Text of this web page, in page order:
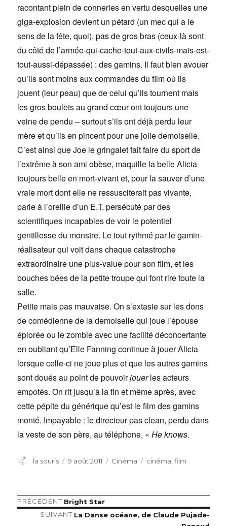
racontant plein de conneries en vertu desquelles une
giga-explosion devient un pétard (un mec qui a le
sens de la fête, quoi), pas de gros bras (ceux-là sont
du côté de l’armée-qui-cache-tout-aux-civils-mais-est-
tout-aussi-dépassée) : des gamins. Il faut bien avouer
qu’ils sont moins aux commandes du film où ils
jouent (leur peau) que de celui qu’ils tournent mais
les gros boulets au grand cœur ont toujours une
veine de pendu – surtout s’ils ont déjà perdu leur
mère et qu’ils en pincent pour une jolie demoiselle.
C’est ainsi que Joe le gringalet fait faire du sport de
l’extrême à son ami obèse, maquille la belle Alicia
toujours belle en mort-vivant et, pour la sauver d’une
vraie mort dont elle ne ressusciterait pas vivante,
parle à l’oreille d’un E.T. persécuté par des
scientifiques incapables de voir le potentiel
gentillesse du monstre. Le tout rythmé par le gamin-
réalisateur qui voit dans chaque catastrophe
extraordinaire une plus-value pour son film, et les
bouches bées de la petite troupe qui font rire toute la
salle.
Petite mais pas mauvaise. On s’extasie sur les dons
de comédienne de la demoiselle qui joue l’épouse
éplorée ou le zombie avec une facilité déconcertante
en oubliant qu’Elle Fanning continue à jouer Alicia
lorsque celle-ci ne joue plus et que les autres gamins
sont doués au point de pouvoirjouerles acteurs
empotés. On rit jusqu’à la fin et même après, avec
cette pépite du générique qu’est le film des gamins
monté. Impayable : le directeur pas clean, perdu dans
la veste de son père, au téléphone, «He knows.
Auteur
la souris
Publié
9 août 2011 Catégories
Cinéma Étiquettes
cinéma,film
Navigation
PRÉCÉDENT Article
précédent :
Bright Star
SUIVANT Article
La Danse océane, de Claude Pujade-